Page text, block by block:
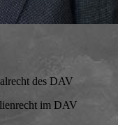
des DAV
im DAV